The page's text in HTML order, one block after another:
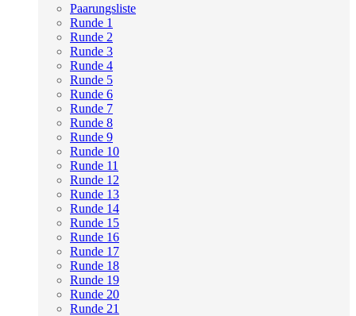
Paarungsliste
Runde 1
Runde 2
Runde 3
Runde 4
Runde 5
Runde 6
Runde 7
Runde 8
Runde 9
Runde 10
Runde 11
Runde 12
Runde 13
Runde 14
Runde 15
Runde 16
Runde 17
Runde 18
Runde 19
Runde 20
Runde 21